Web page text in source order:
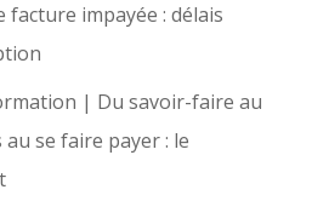
facture impayée : délais
| Du savoir-faire au
se faire payer : le